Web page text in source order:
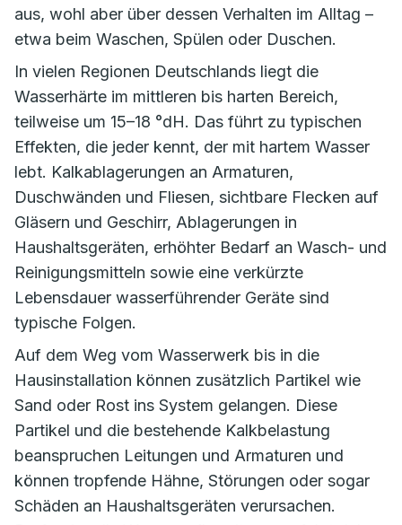
aus, wohl aber über dessen Verhalten im Alltag –
etwa beim Waschen, Spülen oder Duschen.
In vielen Regionen Deutschlands liegt die
Wasserhärte im mittleren bis harten Bereich,
teilweise um 15–18 °dH. Das führt zu typischen
Effekten, die jeder kennt, der mit hartem Wasser
lebt. Kalkablagerungen an Armaturen,
Duschwänden und Fliesen, sichtbare Flecken auf
Gläsern und Geschirr, Ablagerungen in
Haushaltsgeräten, erhöhter Bedarf an Wasch- und
Reinigungsmitteln sowie eine verkürzte
Lebensdauer wasserführender Geräte sind
typische Folgen.
Auf dem Weg vom Wasserwerk bis in die
Hausinstallation können zusätzlich Partikel wie
Sand oder Rost ins System gelangen. Diese
Partikel und die bestehende Kalkbelastung
beanspruchen Leitungen und Armaturen und
können tropfende Hähne, Störungen oder sogar
Schäden an Haushaltsgeräten verursachen.